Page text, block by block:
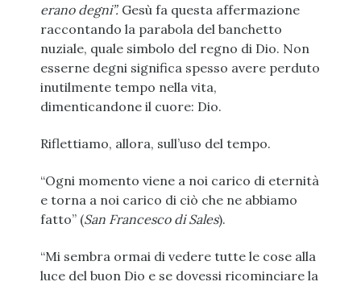
erano degni”.Gesù fa questa affermazione
raccontando la parabola del banchetto
nuziale, quale simbolo del regno di Dio. Non
esserne degni significa spesso avere perduto
inutilmente tempo nella vita,
dimenticandone il cuore: Dio.
Riflettiamo, allora, sull’uso del tempo.
“Ogni momento viene a noi carico di eternità
e torna a noi carico di ciò che ne abbiamo
fatto” (San Francesco di Sales).
“Mi sembra ormai di vedere tutte le cose alla
luce del buon Dio e se dovessi ricominciare la